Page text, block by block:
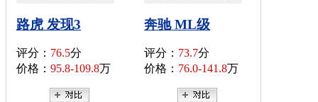
路虎 发现3
评分： 76.5分
价格： 95.8-109.8万
奔驰 ML级
评分： 73.7分
价格： 76.0-141.8万